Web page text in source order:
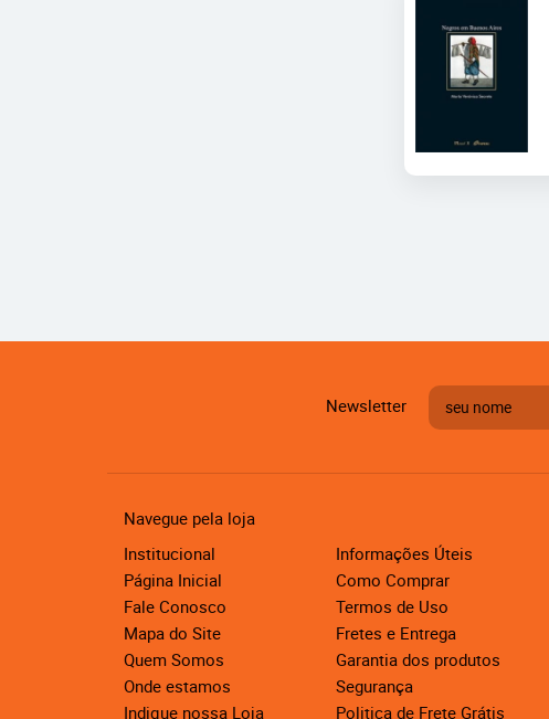
Newsletter
Navegue pela loja
Institucional
Página Inicial
Fale Conosco
Mapa do Site
Quem Somos
Onde estamos
Indique nossa Loja
Informações Úteis
Como Comprar
Termos de Uso
Fretes e Entrega
Garantia dos produtos
Segurança
Politica de Frete Grátis